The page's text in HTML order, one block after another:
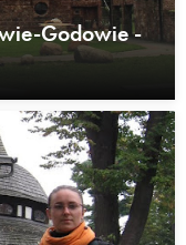
Godowie -